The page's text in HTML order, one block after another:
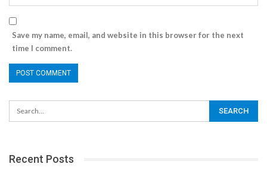
Save my name, email, and website in this browser for the next
time I comment.
Recent Posts